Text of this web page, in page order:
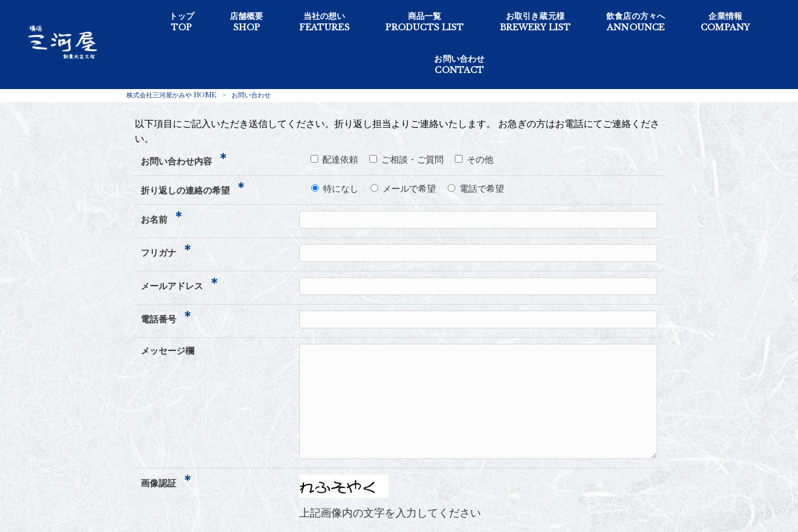
トップ
TOP
店舗概要
SHOP
当社の想い
FEATURES
商品一覧
PRODUCTS LIST
お取引き蔵元様
BREWERY LIST
飲食店の方々へ
ANNOUNCE
企業情報
COMPANY
お問い合わせ
CONTACT
お問い合わせ
株式会社三河屋かみや HOME > お問い合わせ
以下項目にご記入いただき送信してください。折り返し担当よりご連絡いたします。 お急ぎの方はお電話にてご連絡くださ
い。
お問い合わせ内容* 配達依頼 ご相談・ご質問 その他
折り返しの連絡の希望* 特になし メールで希望 電話で希望
お名前*
フリガナ*
メールアドレス*
電話番号*
メッセージ欄
画像認証*
上記画像内の文字を入力してください